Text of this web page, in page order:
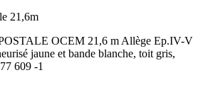
OCEM 21,6 m Allège Ep.IV-V
jaune et bande blanche, toit gris,
609 -1